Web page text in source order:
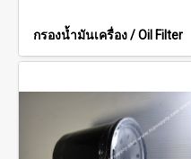
กรองน้ำมันเครื่อง / Oil Filter